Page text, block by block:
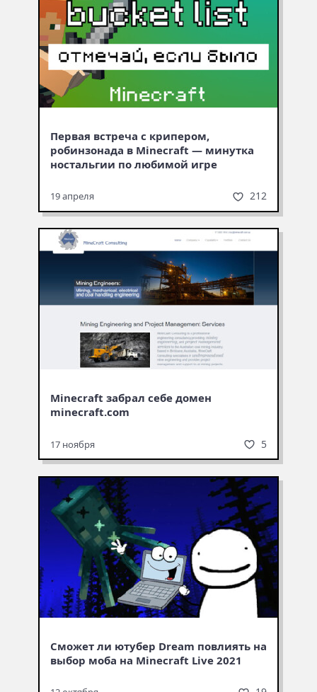
Первая встреча с крипером,
робинзонада в Minecraft — минутка
ностальгии по любимой игре
19 апреля 212
Minecraft забрал себе домен
minecraft.com
17 ноября 5
Сможет ли ютубер Dream повлиять на
выбор моба на Minecraft Live 2021